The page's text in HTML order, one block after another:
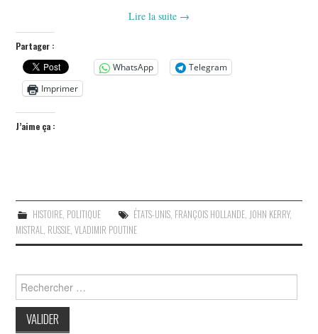
Lire la suite →
Partager :
WhatsApp
Telegram
Imprimer
J’aime ça :
HISTOIRE, POLITIQUE ÉTATS-UNIS, FRANÇOIS HOLLANDE, JOHN KERRY,
MISTRAL, RUSSIE,VLADIMIR POUTINE
Search
for: